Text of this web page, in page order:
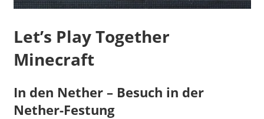
Let’s Play Together
Minecraft
In den Nether – Besuch in der
Nether-Festung